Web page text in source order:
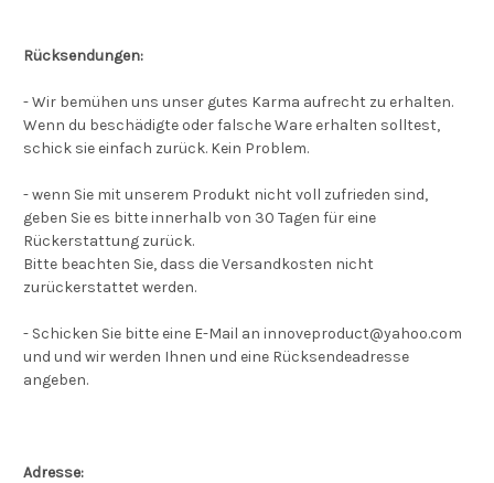
Rücksendungen:
- Wir bemühen uns unser gutes Karma aufrecht zu erhalten.
Wenn du beschädigte oder falsche Ware erhalten solltest,
schick sie einfach zurück. Kein Problem.
- wenn Sie mit unserem Produkt nicht voll zufrieden sind,
geben Sie es bitte innerhalb von 30 Tagen für eine
Rückerstattung zurück.
Bitte beachten Sie, dass die Versandkosten nicht
zurückerstattet werden.
- Schicken Sie bitte eine E-Mail an innoveproduct@yahoo.com
und und wir werden Ihnen und eine Rücksendeadresse
angeben.
Adresse: